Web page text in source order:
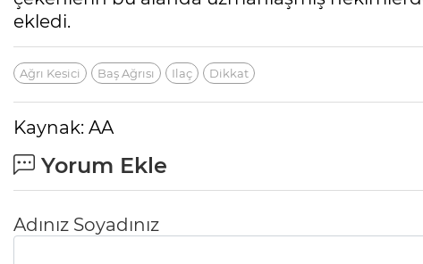
ekledi.
Ağrı Kesici Baş Ağrısı Ilaç Dikkat
Kaynak: AA
Yorum Ekle
Adınız Soyadınız